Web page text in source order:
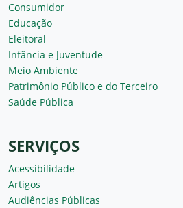
Consumidor
Educação
Eleitoral
Infância e Juventude
Meio Ambiente
Patrimônio Público e do Terceiro
Saúde Pública
SERVIÇOS
Acessibilidade
Artigos
Audiências Públicas